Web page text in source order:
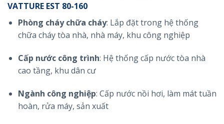
VATTURE EST 80-160
Phòng cháy chữa cháy: Lắp đặt trong hệ thống
chữa cháy tòa nhà, nhà máy, khu công nghiệp
Cấp nước công trình: Hệ thống cấp nước tòa nhà
cao tầng, khu dân cư
Ngành công nghiệp: Cấp nước nồi hơi, làm mát tuần
hoàn, rửa máy, sản xuất